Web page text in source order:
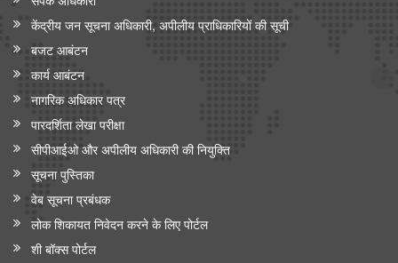
केंद्रीय जन सूचना अधिकारी, अपीलीय प्राधिकारियों की सूची
बजट आबंटन
कार्य आबंटन
नागरिक अधिकार पत्र
पारदर्शिता लेखा परीक्षा
सीपीआईओ और अपी‍लीय अधिकारी की नियुक्ति
सूचना पुस्तिका
वेब सूचना प्रबंधक
लोक शिकायत निवेदन करने के लिए पोर्टल
शी बॉक्स पोर्टल